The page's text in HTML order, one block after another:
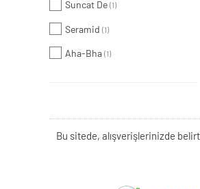
Suncat De (1)
Seramid (1)
Aha-Bha (1)
Bu sitede, alışverişlerinizde